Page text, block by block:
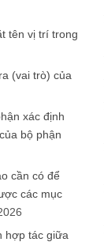
tên vị trí trong
(vai trò) của
xác định
bộ phận
cần có để
các mục
hợp tác giữa